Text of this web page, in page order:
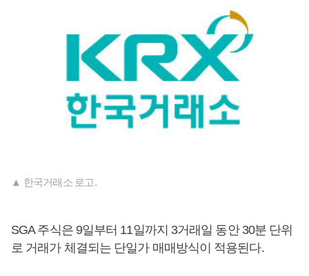
▲ 한국거래소 로고.
SGA 주식은 9일부터 11일까지 3거래일 동안 30분 단위
로 거래가 체결되는 단일가 매매방식이 적용된다.